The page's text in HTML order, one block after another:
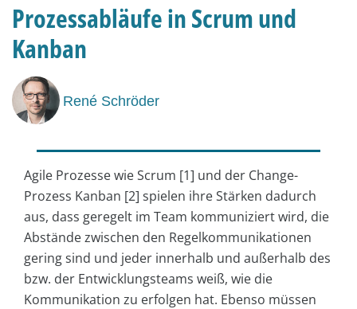
Prozessabläufe in Scrum und
Kanban
René Schröder
Agile Prozesse wie Scrum [1] und der Change-
Prozess Kanban [2] spielen ihre Stärken dadurch
aus, dass geregelt im Team kommuniziert wird, die
Abstände zwischen den Regelkommunikationen
gering sind und jeder innerhalb und außerhalb des
bzw. der Entwicklungsteams weiß, wie die
Kommunikation zu erfolgen hat. Ebenso müssen